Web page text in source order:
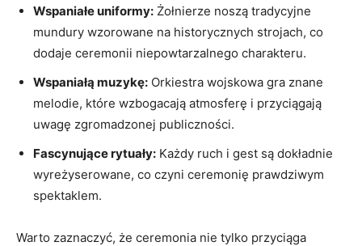
Wspaniałe uniformy: Żołnierze‌ noszą tradycyjne
mundury wzorowane na historycznych strojach, co
dodaje ceremonii niepowtarzalnego charakteru.
Wspaniałą muzykę: Orkiestra wojskowa ‌gra znane
melodie,⁣ które wzbogacają atmosferę i przyciągają
uwagę zgromadzonej‍ publiczności.
Fascynujące rytuały: ‍Każdy ruch i gest są ‌dokładnie
wyreżyserowane, ⁤co⁣ czyni ceremonię prawdziwym
spektaklem.
Warto zaznaczyć, że ceremonia nie tylko⁣ przyciąga ​